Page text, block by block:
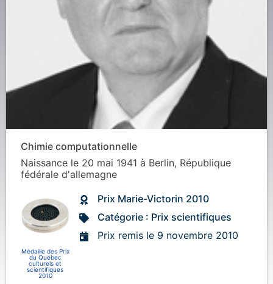
Chimie computationnelle
Naissance le 20 mai 1941 à Berlin, République
fédérale d'allemagne
Médaille des Prix
du Québec
culturels et
scientifiques
2010
Prix Marie-Victorin 2010
Catégorie : Prix scientifiques
Prix remis le 9 novembre 2010